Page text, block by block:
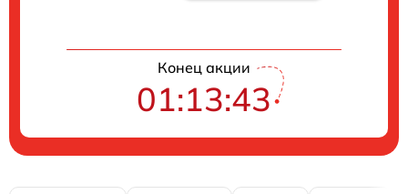
Конец акции
01:13:42